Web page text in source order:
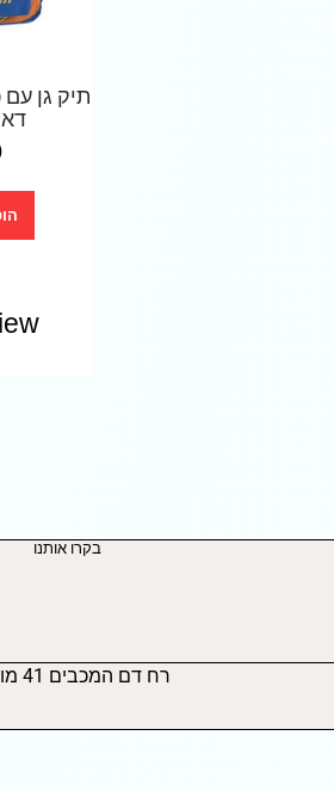
תיק גן
בקרו אותנו
רח דם המכבים 41 מודיעין